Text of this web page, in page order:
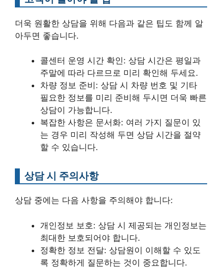
더욱 원활한 상담을 위해 다음과 같은 팁도 함께 알
아두면 좋습니다.
콜센터 운영 시간 확인: 상담 시간은 평일과
주말에 따라 다르므로 미리 확인해 두세요.
차량 정보 준비: 상담 시 차량 번호 및 기타
필요한 정보를 미리 준비해 두시면 더욱 빠른
상담이 가능합니다.
복잡한 사항은 문서화: 여러 가지 질문이 있
는 경우 미리 작성해 두면 상담 시간을 절약
할 수 있습니다.
상담 시 주의사항
상담 중에는 다음 사항을 주의해야 합니다:
개인정보 보호: 상담 시 제공되는 개인정보는
최대한 보호되어야 합니다.
정확한 정보 전달: 상담원이 이해할 수 있도
록 정확하게 질문하는 것이 중요합니다.